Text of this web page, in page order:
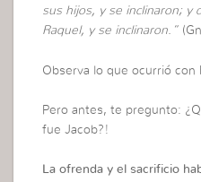
sus hijos, y se inclinaron; y
Raquel, y se inclinaron.”
Observa lo que ocurrió con
Pero antes, te pregunto:
fue Jacob?!
La ofrenda y el sacrificio